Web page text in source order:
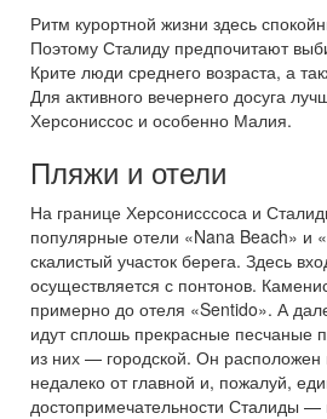
Ритм курортной жизни здесь
Поэтому Сталиду предпочитают
Крите люди среднего возраста, а
Для активного вечернего досуга
Херсониссос и особенно Малия.
Пляжи и отели
На границе Херсонисссоса и
популярные отели «Nana Beach» и
скалистый участок берега. Здесь
осуществляется с понтонов.
примерно до отеля «Sentido». А
идут сплошь прекрасные
из них — городской. Он расположен
недалеко от главной и, пожалуй,
достопримечательности Сталиды —